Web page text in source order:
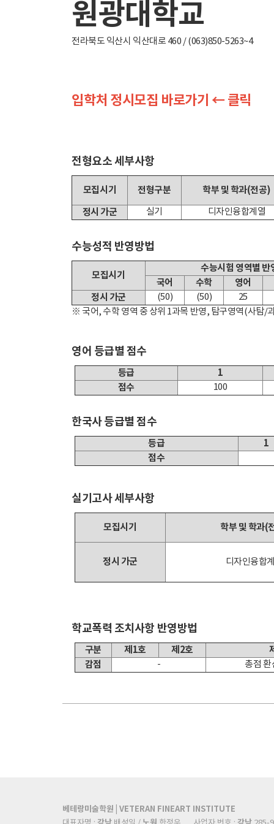
원광대학교
전라북도 익산시 익산대로 460 / (063)850-5263~4
입학처 정시모집 바로가기 ← 클릭
전형요소 세부사항
모집시기 전형구분
학부 및 학과(전공)
정시 가군
실기 디자인융합계열
수능성적 반영방법
모집시기
수능시험 영역별
국어
수학 영어
정시 가군
(50) (50)
25
※ 국어, 수학 영역 중 상위 1과목 반영, 탐구영역(사탐/
영어 등급별 점수
등급
1
점수
100
한국사 등급별 점수
등급
1
점수
실기고사 세부사항
모집시기 학부 및 학과(
정시 가군 디자인융합
학교폭력 조치사항 반영방법
구분 제1호 제2호
감점
- 총점 환
베테랑미술학원 | VETERAN FINEART INSTITUTE